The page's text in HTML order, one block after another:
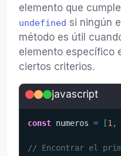
elemento que
undefined si ningún
método es útil
elemento específico
ciertos criterios.
javascript
const numeros = [1 ,
// Encontrar el